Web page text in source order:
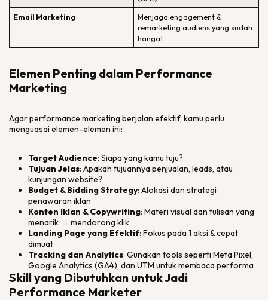
Email Marketing
Menjaga engagement &
remarketing audiens yang sudah
hangat
Elemen Penting dalam Performance
Marketing
Agar performance marketing berjalan efektif, kamu perlu
menguasai elemen-elemen ini:
Target Audience: Siapa yang kamu tuju?
Tujuan Jelas: Apakah tujuannya penjualan, leads, atau
kunjungan website?
Budget & Bidding Strategy: Alokasi dan strategi
penawaran iklan
Konten Iklan & Copywriting: Materi visual dan tulisan yang
menarik → mendorong klik
Landing Page yang Efektif: Fokus pada 1 aksi & cepat
dimuat
Tracking dan Analytics: Gunakan tools seperti Meta Pixel,
Google Analytics (GA4), dan UTM untuk membaca performa
Skill yang Dibutuhkan untuk Jadi
Performance Marketer